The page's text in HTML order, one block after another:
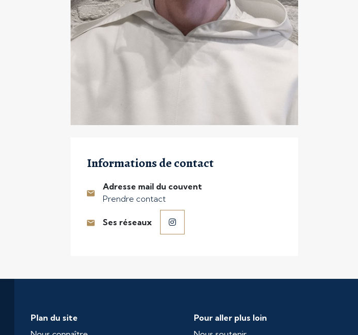
Informations de contact
Adresse mail du couvent
Prendre contact
Ses réseaux
Plan du site
Pour aller plus loin